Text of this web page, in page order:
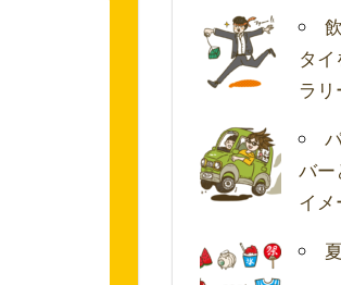
タ
ラリ
バー
イメ